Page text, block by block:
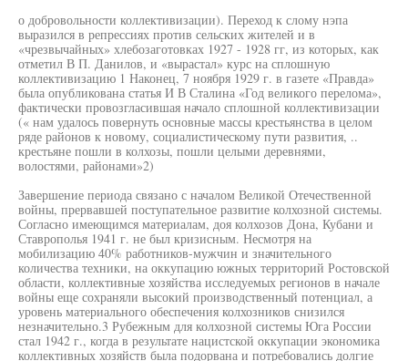
о добровольности коллективизации). Переход к слому нэпа
выразился в репрессиях против сельских жителей и в
«чрезвычайных» хлебозаготовках 1927 - 1928 гг, из которых, как
отметил В П. Данилов, и «вырастал» курс на сплошную
коллективизацию 1 Наконец, 7 ноября 1929 г. в газете «Правда»
была опубликована статья И В Сталина «Год великого перелома»,
фактически провозгласившая начало сплошной коллективизации
(« нам удалось повернуть основные массы крестьянства в целом
ряде районов к новому, социалистическому пути развития, ..
крестьяне пошли в колхозы, пошли целыми деревнями,
волостями, районами»2)
Завершение периода связано с началом Великой Отечественной
войны, прервавшей поступательное развитие колхозной системы.
Согласно имеющимся материалам, доя колхозов Дона, Кубани и
Ставрополья 1941 г. не был кризисным. Несмотря на
мобилизацию 40% работников-мужчин и значительного
количества техники, на оккупацию южных территорий Ростовской
области, коллективные хозяйства исследуемых регионов в начале
войны еще сохраняли высокий производственный потенциал, а
уровень материального обеспечения колхозников снизился
незначительно.3 Рубежным для колхозной системы Юга России
стал 1942 г., когда в результате нацистской оккупации экономика
коллективных хозяйств была подорвана и потребовались долгие